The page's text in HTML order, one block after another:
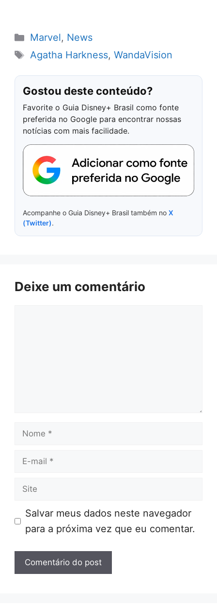
Categorias
Marvel, News
Tags
Agatha Harkness, WandaVision
Gostou deste conteúdo?
Favorite o Guia Disney+ Brasil como fonte
preferida no Google para encontrar nossas
notícias com mais facilidade.
Acompanhe o Guia Disney+ Brasil também no X
(Twitter).
Deixe um comentário
Nome
E-
Site
Salvar meus dados neste navegador
para a próxima vez que eu comentar.